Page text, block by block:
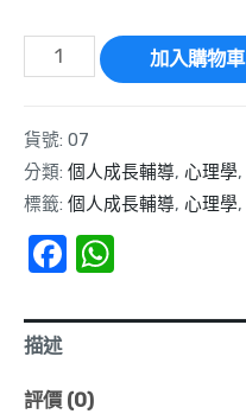
加入購物車
貨號: 07
分類: 個人成長輔導, 心理學,
標籤: 個人成長輔導, 心理學,
Facebook
描述
評價 (0)